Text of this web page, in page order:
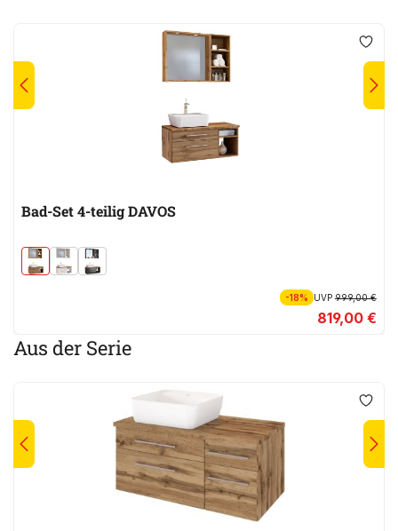
Bad-Set 4-teilig DAVOS
-18% UVP999,00 €
819,00 €
Aus der Serie